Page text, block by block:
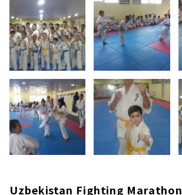
Uzbekistan Fighting Marathon